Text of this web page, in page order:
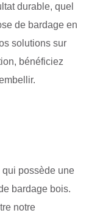
durable, quel
de bardage en
solutions sur
bénéficiez
possède une
bardage bois.
notre